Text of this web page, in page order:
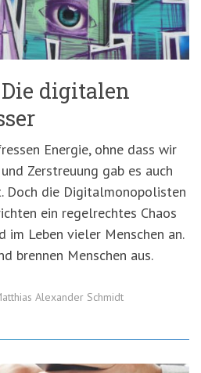
digitalen
Energie, ohne dass wir
Zerstreuung gab es auch
Doch die Digitalmonopolisten
ein regelrechtes Chaos
im Leben vieler Menschen an.
brennen Menschen aus.
Alexander Schmidt